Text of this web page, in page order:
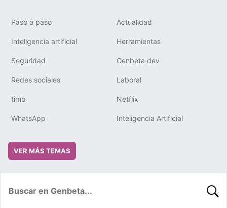
Paso a paso Actualidad
Inteligencia artificial Herramientas
Seguridad Genbeta dev
Redes sociales Laboral
timo Netflix
WhatsApp Inteligencia Artificial
VER MÁS TEMAS